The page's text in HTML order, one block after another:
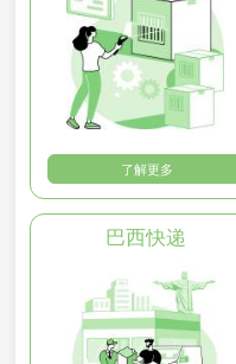
了解更多
巴西快递